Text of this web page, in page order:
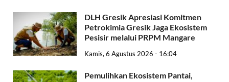
DLH Gresik Apresiasi Komitmen
Petrokimia Gresik Jaga Ekosistem
Pesisir melalui PRPM Mangare
Kamis, 6 Agustus 2026 - 16:04
Pemulihkan Ekosistem Pantai,